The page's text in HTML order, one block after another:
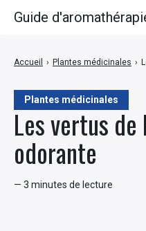
Plantes médicinales
Les vertus
odorante
— 3 minutes de lecture
Accueil › Plantes médicinales ›
Guide
Huiles végétales
Hydrolats